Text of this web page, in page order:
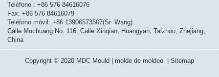
Teléfono : +86 576 84616076
Fax: +86 576 84616079
Teléfono móvil: +86 13906573507(Sr. Wang)
Calle Mochuang No. 116, Calle Xinqian, Huangyan, Taizhou, Zhejiang,
China
Copyright © 2020 MDC Mould | molde de moldeo | Sitemap